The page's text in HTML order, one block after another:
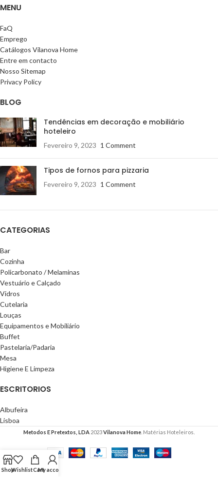
MENU
FaQ
Emprego
Catálogos Vilanova Home
Entre em contacto
Nosso Sitemap
Privacy Policy
BLOG
Tendências em decoração e mobiliário
hoteleiro
Fevereiro 9, 2023 1 Comment
Tipos de fornos para pizzaria
Fevereiro 9, 2023 1 Comment
CATEGORIAS
Bar
Cozinha
Policarbonato / Melaminas
Vestuário e Calçado
Vidros
Cutelaria
Louças
Equipamentos e Mobiliário
Buffet
Pastelaria/Padaria
Mesa
Higiene E Limpeza
ESCRITORIOS
Albufeira
Lisboa
Metodos E Pretextos, LDA 2023Vilanova Home . Matérias Hoteleiros.
ShopWishlistCartMy account